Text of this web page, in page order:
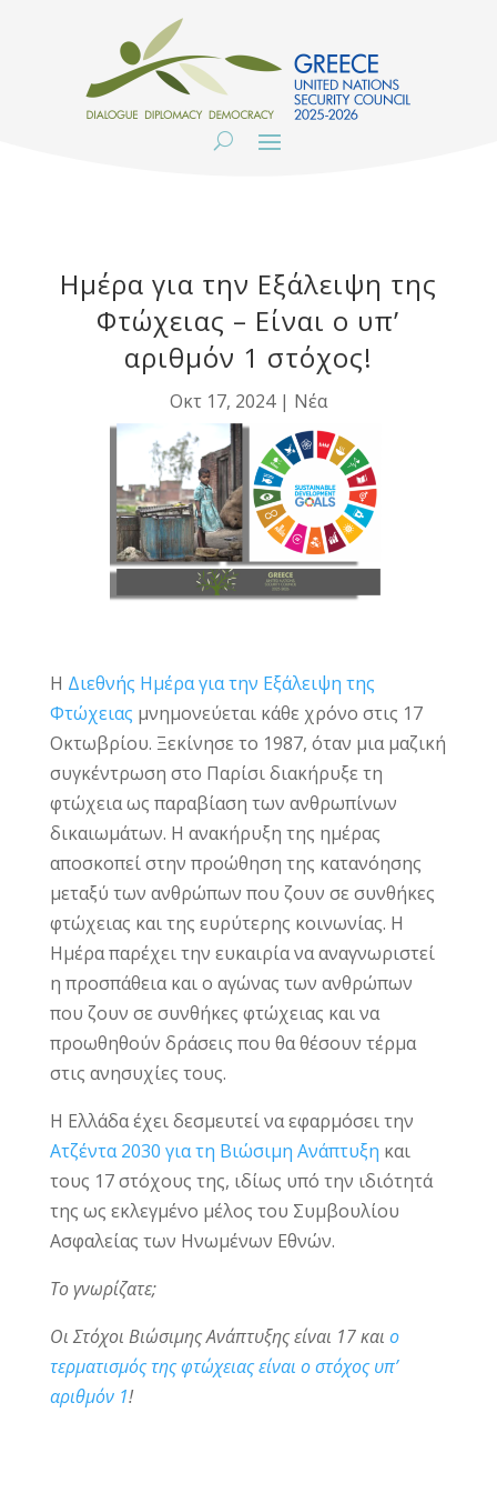
Ημέρα για την Εξάλειψη της
Φτώχειας – Είναι ο υπ’
αριθμόν 1 στόχος!
Οκτ 17, 2024| Νέα
Η Διεθνής Ημέρα για την Εξάλειψη της
Φτώχειας μνημονεύεται κάθε χρόνο στις 17
Οκτωβρίου. Ξεκίνησε το 1987, όταν μια μαζική
συγκέντρωση στο Παρίσι διακήρυξε τη
φτώχεια ως παραβίαση των ανθρωπίνων
δικαιωμάτων. Η ανακήρυξη της ημέρας
αποσκοπεί στην προώθηση της κατανόησης
μεταξύ των ανθρώπων που ζουν σε συνθήκες
φτώχειας και της ευρύτερης κοινωνίας. Η
Ημέρα παρέχει την ευκαιρία να αναγνωριστεί
η προσπάθεια και ο αγώνας των ανθρώπων
που ζουν σε συνθήκες φτώχειας και να
προωθηθούν δράσεις που θα θέσουν τέρμα
στις ανησυχίες τους.
Η Ελλάδα έχει δεσμευτεί να εφαρμόσει την
Ατζέντα 2030 για τη Βιώσιμη Ανάπτυξη και
τους 17 στόχους της, ιδίως υπό την ιδιότητά
της ως εκλεγμένο μέλος του Συμβουλίου
Ασφαλείας των Ηνωμένων Εθνών.
Το γνωρίζατε;
Οι Στόχοι Βιώσιμης Ανάπτυξης είναι 17 και ο
τερματισμός της φτώχειας είναι ο στόχος υπ’
αριθμόν 1!